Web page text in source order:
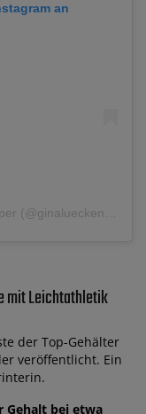
an
mit Leichtathletik
der Top-Gehälter
veröffentlicht. Ein
Gehalt bei etwa